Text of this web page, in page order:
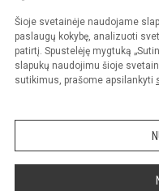
Šioje svetainėje naudojame
paslaugų kokybę, analizuoti
patirtį. Spustelėję mygtuką
slapukų naudojimu šioje
sutikimus, prašome apsilankyti
© 2021. Trakų Vytauto
Kopijuoti turinį be raštiško
Prieinamumo